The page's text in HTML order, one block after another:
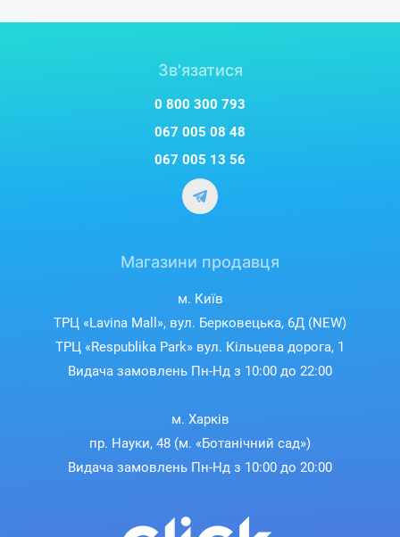
Зв'язатися
0 800 300 793
067 005 08 48
067 005 13 56
Магазини продавця
м. Київ
ТРЦ «Lavina Mall», вул. Берковецька, 6Д (NEW)
ТРЦ «Respublika Park» вул. Кільцева дорога, 1
Видача замовлень Пн-Нд з 10:00 до 22:00
м. Харків
пр. Науки, 48 (м. «Ботанічний сад»)
Видача замовлень Пн-Нд з 10:00 до 20:00